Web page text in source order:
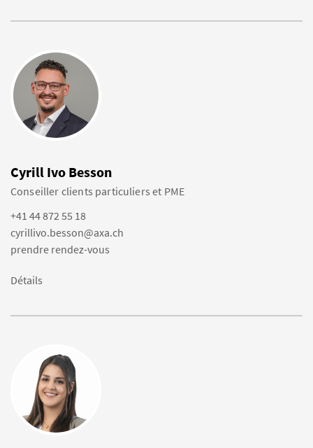
Cyrill Ivo Besson
Conseiller clients particuliers et PME
+41 44 872 55 18
cyrillivo.besson@axa.ch
prendre rendez-vous
Détails